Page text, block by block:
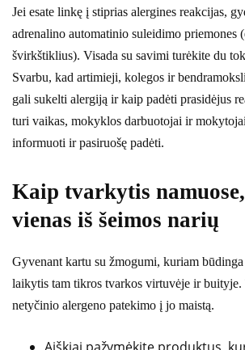
Jei esate linkę į stiprias alergines reakcijas,
adrenalino automatinio suleidimo priemones
švirkštiklius). Visada su savimi turėkite du
Svarbu, kad artimieji, kolegos ir
gali sukelti alergiją ir kaip padėti prasidėjus
turi vaikas, mokyklos darbuotojai ir
informuoti ir pasiruošę padėti.
Kaip tvarkytis
vienas iš šeimos narių
Gyvenant kartu su žmogumi, kuriam
laikytis tam tikros tvarkos virtuvėje ir buityje.
netyčinio alergeno patekimo į jo maistą.